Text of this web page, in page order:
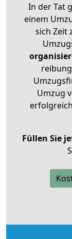
In der Tat
einem
sich Zeit
Umzug
Füllen Sie